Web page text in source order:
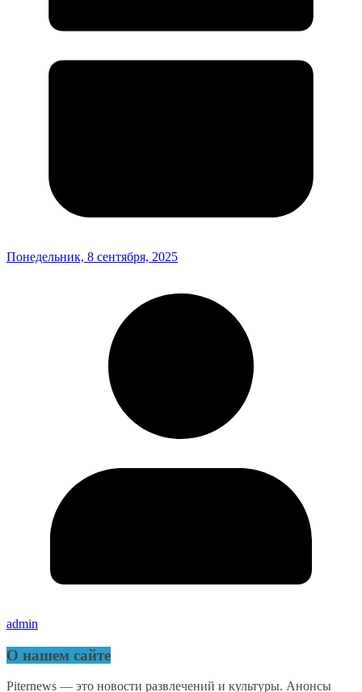
Понедельник, 8 сентября, 2025
admin
О нашем сайте
Piternews — это новости развлечений и культуры. Анонсы